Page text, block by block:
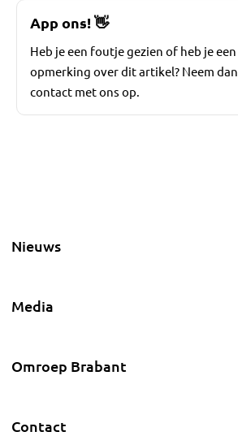
App ons!👋
Heb je een foutje gezien of heb je een
opmerking over dit artikel? Neem dan
contact met ons op.
Nieuws
Media
Omroep Brabant
Contact